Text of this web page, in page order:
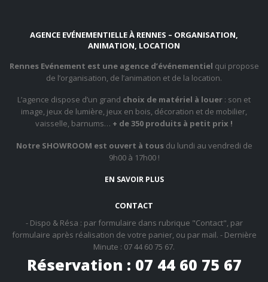
AGENCE EVÉNEMENTIELLE À RENNES – ORGANISATION,
ANIMATION, LOCATION
Rennes Evénement est une agence d’événementiel qui propose
de l’organisation, de l’animation et de la location.
L’agence dispose d’un grand choix de matériel à louer : son et
image, jeux de lumière, jeux en bois, décoration et de mobilier,
vaisselle, barnums… + de 350 produits à petit prix !
Notre SHOWROOM est ouvert à tousdu lundi au vendredi de
9h00 à 17h00 !
EN SAVOIR PLUS
CONTACT
- Dispo & Résa : par formulaire dans rubrique "Contact", par
formulaire après réalisation de votre panier, ou par mail. - Dernière
Minute : 07 44 60 75 67.
Réservation : 07 44 60 75 67